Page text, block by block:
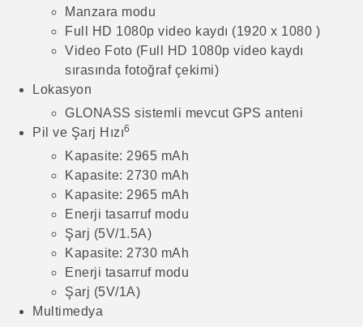
Manzara modu
Full HD 1080p video kaydı (1920 x 1080 )
Video Foto (Full HD 1080p video kaydı
sırasında fotoğraf çekimi)
Lokasyon
GLONASS sistemli mevcut GPS anteni
Pil ve Şarj Hızı6
Kapasite: 2965 mAh
Kapasite: 2730 mAh
Kapasite: 2965 mAh
Enerji tasarruf modu
Şarj (5V/1.5A)
Kapasite: 2730 mAh
Enerji tasarruf modu
Şarj (5V/1A)
Multimedya